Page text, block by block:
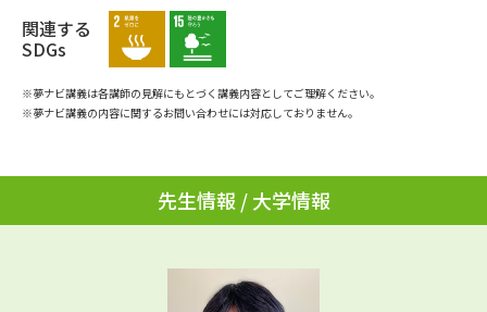
Ｑ＆Ａ よくあるご質問
資料の料金の
テレメール
テレメール進学カタログ
訂正のご案内
関連する
SDGs
※夢ナビ講義は各講師の見解にもとづく講義内容としてご理解ください。
※夢ナビ講義の内容に関するお問い合わせには対応しておりません。
先生情報 / 大学情報